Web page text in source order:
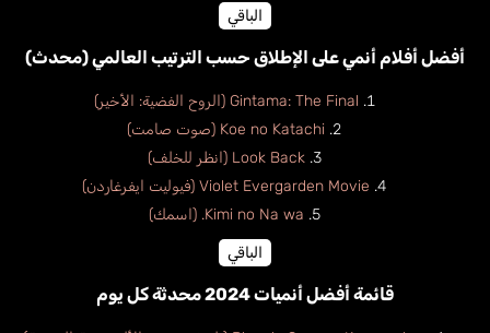
الباقي
أفضل أفلام أنمي على الإطلاق حسب الترتيب العالمي (محدث)
Gintama: The Final (الروح الفضية: الأخير)
Koe no Katachi (صوت صامت)
Look Back (انظر للخلف)
Violet Evergarden Movie (فيوليت ايفرغاردن)
Kimi no Na wa. (اسمك)
الباقي
قائمة أفضل أنميات 2024 محدثة كل يوم